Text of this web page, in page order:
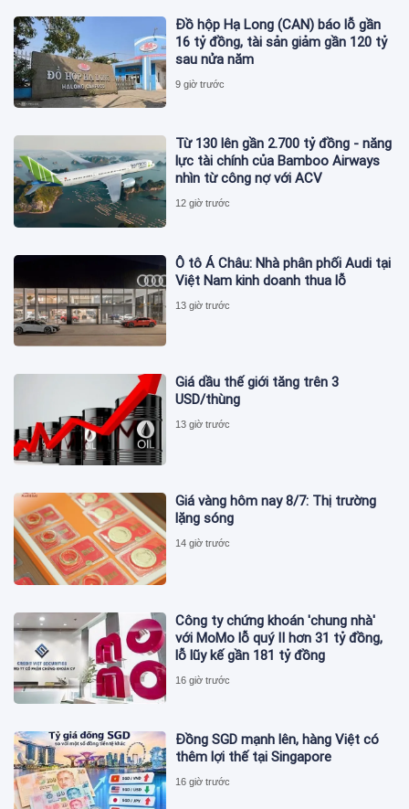
Đồ hộp Hạ Long (CAN) báo lỗ gần
16 tỷ đồng, tài sản giảm gần 120 tỷ
sau nửa năm
9 giờ trước
Từ 130 lên gần 2.700 tỷ đồng - năng
lực tài chính của Bamboo Airways
nhìn từ công nợ với ACV
12 giờ trước
Ô tô Á Châu: Nhà phân phối Audi tại
Việt Nam kinh doanh thua lỗ
13 giờ trước
Giá dầu thế giới tăng trên 3
USD/thùng
13 giờ trước
Giá vàng hôm nay 8/7: Thị trường
lặng sóng
14 giờ trước
Công ty chứng khoán 'chung nhà'
với MoMo lỗ quý II hơn 31 tỷ đồng,
lỗ lũy kế gần 181 tỷ đồng
16 giờ trước
Đồng SGD mạnh lên, hàng Việt có
thêm lợi thế tại Singapore
16 giờ trước